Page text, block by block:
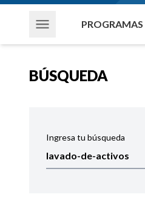
PROGRAMAS
BÚSQUEDA
Ingresa tu búsqueda